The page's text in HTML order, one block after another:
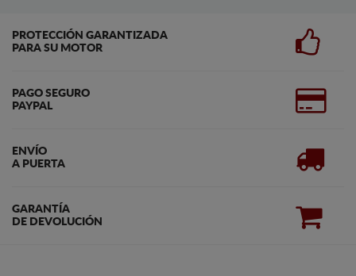
PROTECCIÓN GARANTIZADA
PARA SU MOTOR
PAGO SEGURO
PAYPAL
ENVÍO
A PUERTA
GARANTÍA
DE DEVOLUCIÓN